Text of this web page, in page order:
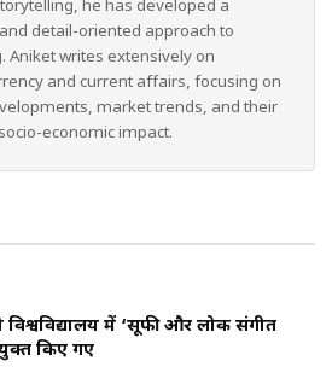
he has developed a
detail-oriented approach to
Aniket writes extensively on
and current affairs, focusing on
market trends, and their
economic impact.
विश्वविद्यालय में ‘सूफी और लोक संगीत
किए गए